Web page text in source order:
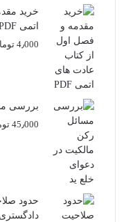
خرید
اتمی PDF
4٫000
بررسی
45٫000
حدود